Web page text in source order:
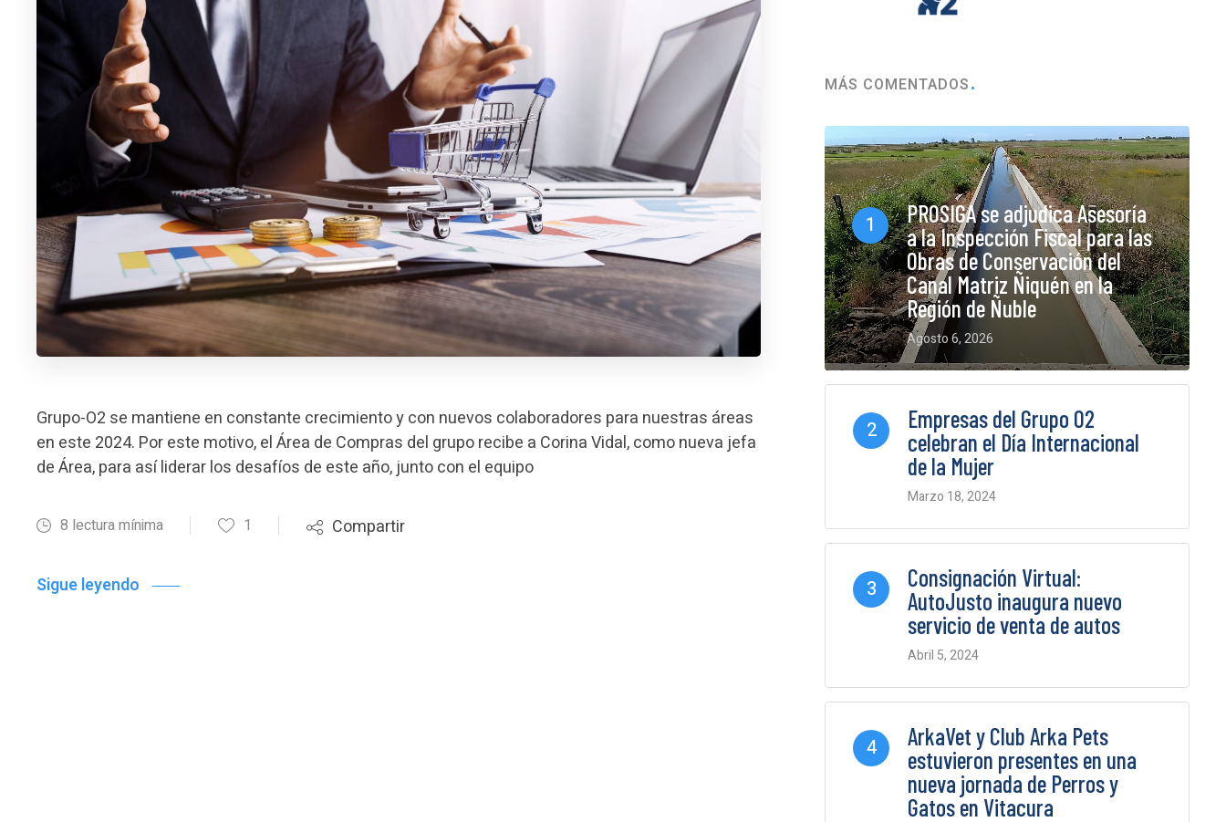
Grupo-O2 se mantiene en constante crecimiento y con nuevos colaboradores para nuestras áreas
en este 2024. Por este motivo, el Área de Compras del grupo recibe a Corina Vidal, como nueva jefa
de Área, para así liderar los desafíos de este año, junto con el equipo
8 lectura mínima 1 Compartir
Sigue leyendo
MÁS COMENTADOS
1
PROSIGA se adjudica Asesoría
a la Inspección Fiscal para las
Obras de Conservación del
Canal Matriz Ñiquén en la
Región de Ñuble
Agosto 6, 2026
0 Comments
2
Empresas del Grupo O2
celebran el Día Internacional
de la Mujer
Marzo 18, 2024
3
Consignación Virtual:
AutoJusto inaugura nuevo
servicio de venta de autos
Abril 5, 2024
4
ArkaVet y Club Arka Pets
estuvieron presentes en una
nueva jornada de Perros y
Gatos en Vitacura